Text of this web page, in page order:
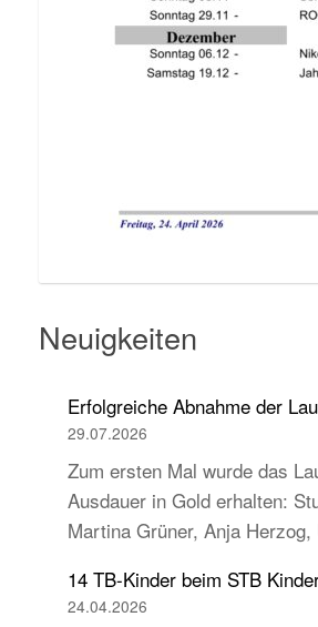
Neuigkeiten
Erfolgreiche Abnahme der
29.07.2026
Zum ersten Mal wurde das
Ausdauer in Gold erhalten:
Martina Grüner, Anja
14 TB-Kinder beim STB
24.04.2026